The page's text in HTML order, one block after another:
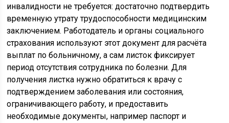
инвалидности не требуется: достаточно подтвердить
временную утрату трудоспособности медицинским
заключением. Работодатель и органы социального
страхования используют этот документ для расчёта
выплат по больничному, а сам листок фиксирует
период отсутствия сотрудника по болезни. Для
получения листка нужно обратиться к врачу с
подтверждением заболевания или состояния,
ограничивающего работу, и предоставить
необходимые документы, например паспорт и